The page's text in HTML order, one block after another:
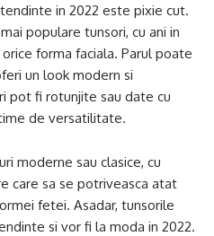
in 2022 este pixie cut.
populare tunsori, cu ani in
forma faciala. Parul poate
un look modern si
pot fi rotunjite sau date cu
de versatilitate.
moderne sau clasice, cu
care sa se potriveasca atat
fetei. Asadar, tunsorile
si vor fi la moda in 2022.